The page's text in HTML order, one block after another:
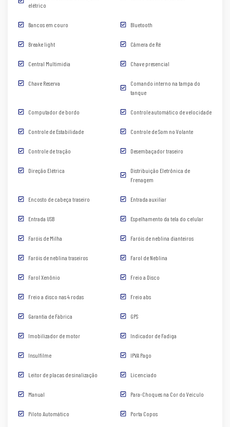
elétrico
Bancos em couro Bluetooth
Breake light Câmera de Ré
Central Multimidia Chave presencial
Chave Reserva
Comando interno na tampa do
tanque
Computador de bordo Controle automático de velocidade
Controle de Estabilidade Controle de Som no Volante
Controle de tração Desembaçador traseiro
Direção Elétrica
Distribuição Eletrônica de
Frenagem
Encosto de cabeça traseiro Entrada auxiliar
Entrada USB Espelhamento da tela do celular
Faróis de Milha Faróis de neblina dianteiros
Faróis de neblina traseiros Farol de Neblina
Farol Xenônio Freio a Disco
Freio a disco nas 4 rodas Freio abs
Garantia de Fábrica GPS
Imobilizador de motor Indicador de Fadiga
Insulfilme IPVA Pago
Leitor de placas de sinalização Licenciado
Manual Para-Choques na Cor do Veículo
Piloto Automático Porta Copos